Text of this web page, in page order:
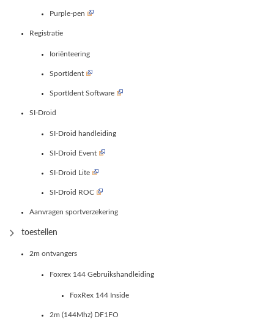
Purple-pen
Registratie
Ioriënteering
SportIdent
SportIdent Software
SI-Droid
SI-Droid handleiding
SI-Droid Event
SI-Droid Lite
SI-Droid ROC
Aanvragen sportverzekering
toestellen
2m ontvangers
Foxrex 144 Gebruikshandleiding
FoxRex 144 Inside
2m (144Mhz) DF1FO